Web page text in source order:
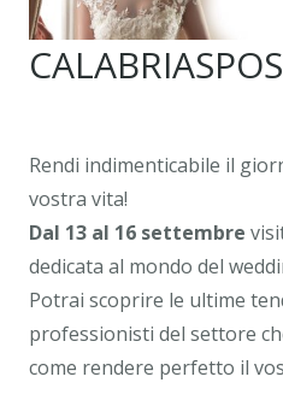
Rendi indimenticabile il
vostra vita!
Dal 13 al 16 settembre
dedicata al mondo del
Potrai scoprire le ultime
professionisti del settore
come rendere perfetto il